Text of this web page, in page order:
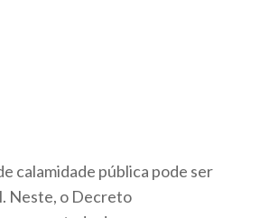
calamidade pública pode ser
Neste, o Decreto